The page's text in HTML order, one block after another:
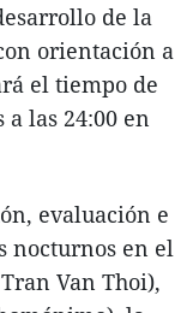
de la
orientación a
el tiempo de
las 24:00 en
evaluación e
nocturnos en el
Van Thoi),